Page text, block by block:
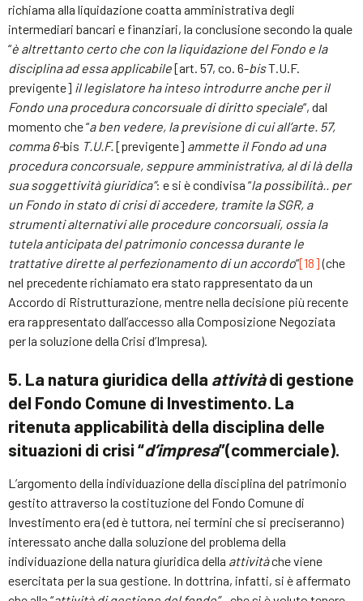
richiama alla liquidazione coatta amministrativa degli
intermediari bancari e finanziari, la conclusione secondo la quale
“è altrettanto certo che con la liquidazione del Fondo e la
disciplina ad essa applicabile[art. 57, co. 6-bisT.U.F.
previgente] il legislatore ha inteso introdurre anche per il
Fondo una procedura concorsuale di diritto speciale“, dal
momento che “a ben vedere, la previsione di cui all’arte. 57,
comma 6-bis T.U.F.[previgente] ammette il Fondo ad una
procedura concorsuale, seppure amministrativa, al di là della
sua soggettività giuridica”: e si è condivisa “la possibilità.. per
un Fondo in stato di crisi di accedere, tramite la SGR, a
strumenti alternativi alle procedure concorsuali, ossia la
tutela anticipata del patrimonio concessa durante le
trattative dirette al perfezionamento di un accordo“[18](che
nel precedente richiamato era stato rappresentato da un
Accordo di Ristrutturazione, mentre nella decisione più recente
era rappresentato dall’accesso alla Composizione Negoziata
per la soluzione della Crisi d’Impresa).
5. La natura giuridica della attivitàdi gestione
del Fondo Comune di Investimento. La
ritenuta applicabilità della disciplina delle
situazioni di crisi “d’impresa”(commerciale).
L’argomento della individuazione della disciplina del patrimonio
gestito attraverso la costituzione del Fondo Comune di
Investimento era (ed è tuttora, nei termini che si preciseranno)
interessato anche dalla soluzione del problema della
individuazione della natura giuridica della attivitàche viene
esercitata per la sua gestione. In dottrina, infatti, si è affermato